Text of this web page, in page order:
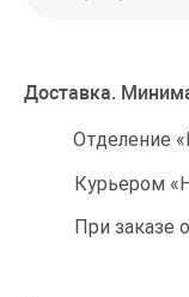
Доставка.
Отделение
Курьером
При заказе